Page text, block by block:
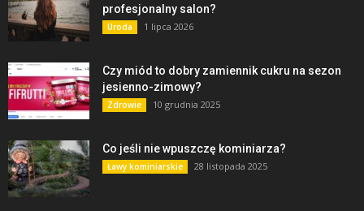
profesjonalny salon?
Uroda 1 lipca 2026
Czy miód to dobry zamiennik cukru na sezon
jesienno-zimowy?
Zdrowie 10 grudnia 2025
Co jeśli nie wpuszczę kominiarza?
Ławy kominiarskie 28 listopada 2025